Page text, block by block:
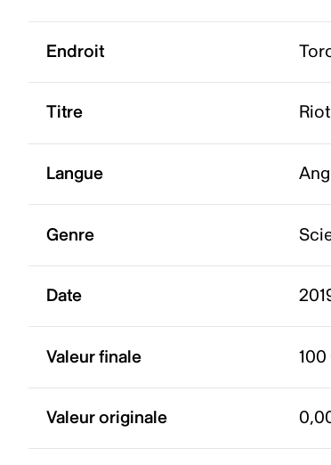
Endroit
Titre
Langue
Genre
Date
Valeur finale
Valeur originale